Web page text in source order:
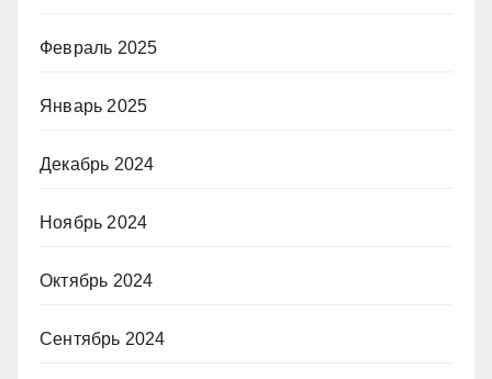
Февраль 2025
Январь 2025
Декабрь 2024
Ноябрь 2024
Октябрь 2024
Сентябрь 2024